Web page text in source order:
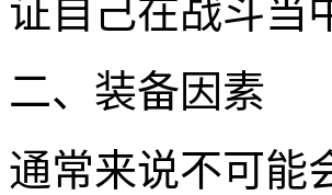
证自己在战斗当
二、装备因素
通常来说不可能